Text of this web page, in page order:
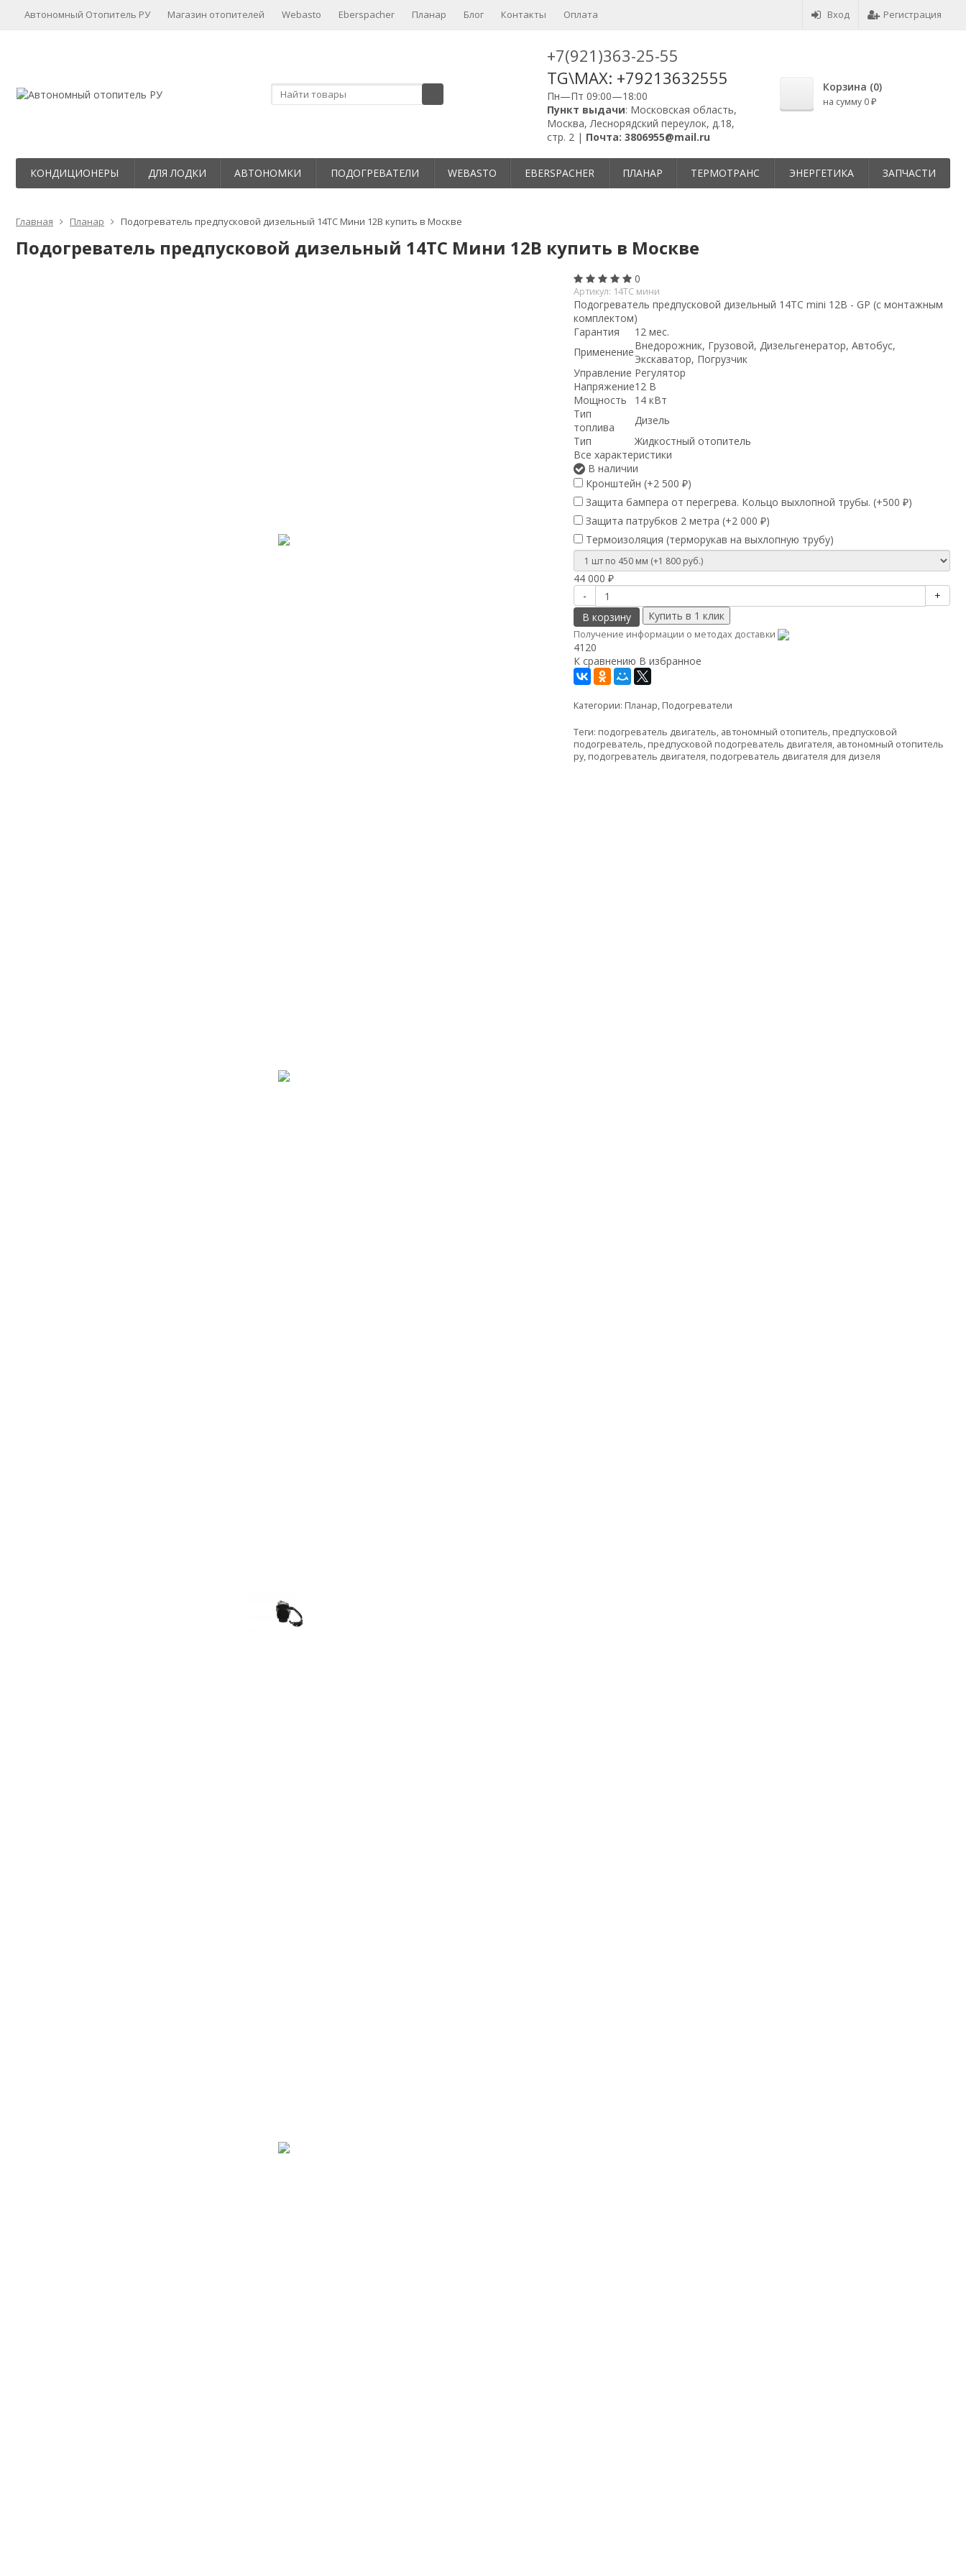
Вход Регистрация
Автономный Отопитель РУ Магазин отопителей Webasto Eberspacher Планар Блог Контакты Оплата
+7(921)363-25-55
TG\MAX: +79213632555
Пн—Пт 09:00—18:00
Пункт выдачи: Московская область,
Москва, Леснорядский переулок, д.18,
стр. 2 | Почта: 3806955@mail.ru
Корзина (0)
на сумму 0 ₽
КОНДИЦИОНЕРЫ ДЛЯ ЛОДКИ АВТОНОМКИ ПОДОГРЕВАТЕЛИ WEBASTO EBERSPACHER ПЛАНАР ТЕРМОТРАНС ЭНЕРГЕТИКА ЗАПЧАСТИ
Главная Планар Подогреватель предпусковой дизельный 14ТС Мини 12В купить в Москве
Подогреватель предпусковой дизельный 14ТС Мини 12В купить в Москве
0
Артикул: 14ТС мини
Подогреватель предпусковой дизельный 14ТС mini 12В - GP (с монтажным
комплектом)
Гарантия
12 мес.
ПрименениеВнедорожник, Грузовой, Дизельгенератор, Автобус,
Экскаватор, Погрузчик
Управление Регулятор
Напряжение12 В
Мощность
14 кВт
Тип
топлива
Дизель
Тип
Жидкостный отопитель
Все характеристики
В наличии
Кронштейн (+2 500 ₽)
Защита бампера от перегрева. Кольцо выхлопной трубы. (+500 ₽)
Защита патрубков 2 метра (+2 000 ₽)
Термоизоляция (терморукав на выхлопную трубу)
44 000 ₽
-
+
В корзину
Получение информации о методах доставки
4120
К сравнению В избранное
Категории: Планар, Подогреватели
Теги: подогреватель двигатель, автономный отопитель, предпусковой
подогреватель, предпусковой подогреватель двигателя, автономный отопитель
ру, подогреватель двигателя, подогреватель двигателя для дизеля